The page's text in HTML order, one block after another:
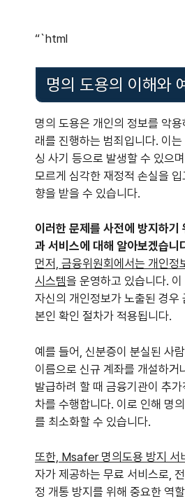
“`html
명의 도용의 이해와
명의 도용은 개인의 정보를 악
래를 진행하는 범죄입니다. 이
싱 사기 등으로 발생할 수 있으
모르게 심각한 재정적 손실을
향을 받을 수 있습니다.
이러한 문제를 사전에 방지하기
과 서비스에 대해 알아보겠습니
먼저, 금융위원회에서는 개인정
시스템을 운영하고 있습니다.
자신의 개인정보가 노출된 경우
본인 확인 절차가 적용됩니다.
예를 들어, 신분증이 분실된 사
이름으로 신규 계좌를 개설하거
발급하려 할 때 금융기관이 추
차를 수행합니다. 이로 인해 명
를 최소화할 수 있습니다.
또한, Msafer 명의도용 방지 서
자가 제공하는 무료 서비스로,
정 개통 방지를 위해 중요한 역